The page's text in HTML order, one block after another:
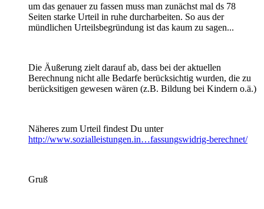
um das genauer zu fassen muss man zunächst mal ds 78
Seiten starke Urteil in ruhe durcharbeiten. So aus der
mündlichen Urteilsbegründung ist das kaum zu sagen...
Die Äußerung zielt darauf ab, dass bei der aktuellen
Berechnung nicht alle Bedarfe berücksichtig wurden, die zu
berücksitigen gewesen wären (z.B. Bildung bei Kindern o.ä.)
Näheres zum Urteil findest Du unter
http://www.sozialleistungen.in…fassungswidrig-berechnet/
Gruß